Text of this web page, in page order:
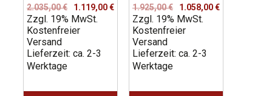
Schubladenset, Modell
KYLJA 2110 TN
2.035,00€Ursprünglicher
Preis
war:
1.119,00€
Aktueller
Preis
ist:
Zzgl. 19% MwSt.
Kostenfreier
Versand
Lieferzeit: ca. 2-3
Werktage
3100 TN
1.925,00€Ursprünglicher
Preis
war:
1.058,00€
Aktueller
Preis
ist:
Zzgl. 19% MwSt.
Kostenfreier
Versand
Lieferzeit: ca. 2-3
Werktage